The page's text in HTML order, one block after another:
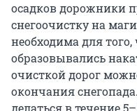
осадков дорожники
снегоочистку на
необходима для
образовывались
очисткой дорог
окончания
делаться в течение